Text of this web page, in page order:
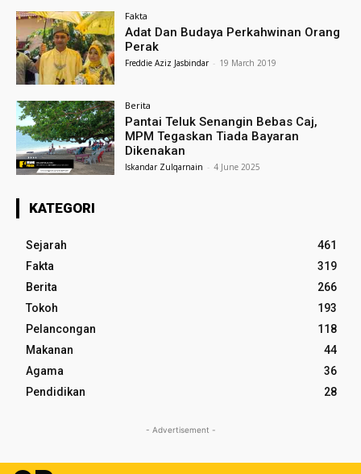
Fakta
Adat Dan Budaya Perkahwinan Orang
Perak
Freddie Aziz Jasbindar - 19 March 2019
Berita
Pantai Teluk Senangin Bebas Caj,
MPM Tegaskan Tiada Bayaran
Dikenakan
Iskandar Zulqarnain - 4 June 2025
KATEGORI
Sejarah
461
Fakta
319
Berita
266
Tokoh
193
Pelancongan
118
Makanan
44
Agama
36
Pendidikan
28
- Advertisement -